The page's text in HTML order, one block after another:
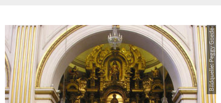
Bildquelle: Peggy Goede